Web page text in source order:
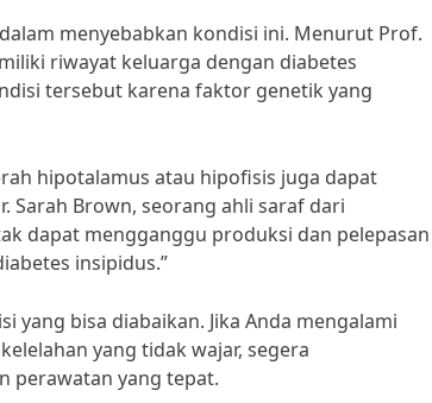
menyebabkan kondisi ini. Menurut Prof.
riwayat keluarga dengan diabetes
tersebut karena faktor genetik yang
hipotalamus atau hipofisis juga dapat
Sarah Brown, seorang ahli saraf dari
dapat mengganggu produksi dan pelepasan
insipidus.”
bisa diabaikan. Jika Anda mengalami
yang tidak wajar, segera
perawatan yang tepat.